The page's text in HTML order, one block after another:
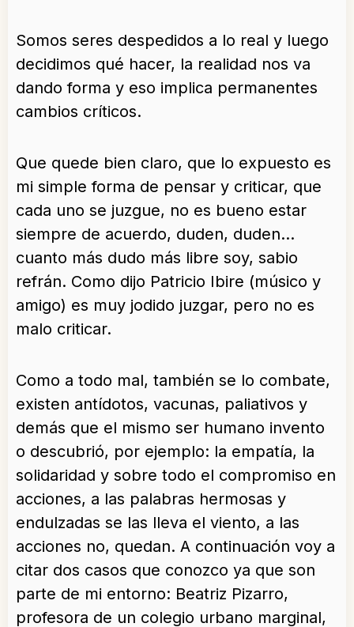
Somos seres despedidos a lo real y luego
decidimos qué hacer, la realidad nos va
dando forma y eso implica permanentes
cambios críticos.
Que quede bien claro, que lo expuesto es
mi simple forma de pensar y criticar, que
cada uno se juzgue, no es bueno estar
siempre de acuerdo, duden, duden…
cuanto más dudo más libre soy, sabio
refrán. Como dijo Patricio Ibire (músico y
amigo) es muy jodido juzgar, pero no es
malo criticar.
Como a todo mal, también se lo combate,
existen antídotos, vacunas, paliativos y
demás que el mismo ser humano invento
o descubrió, por ejemplo: la empatía, la
solidaridad y sobre todo el compromiso en
acciones, a las palabras hermosas y
endulzadas se las lleva el viento, a las
acciones no, quedan. A continuación voy a
citar dos casos que conozco ya que son
parte de mi entorno: Beatriz Pizarro,
profesora de un colegio urbano marginal,